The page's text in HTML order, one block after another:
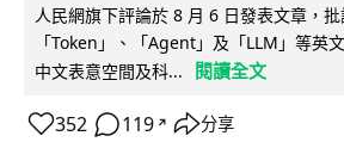
人民網旗下評論於 8 月 6 日發表文章，
「Token」、「Agent」及「LLM」等英
中文表意空間及科...
閱讀全文
352 119 ↗ 分享